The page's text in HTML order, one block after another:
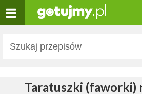
Taratuszki (faworki)